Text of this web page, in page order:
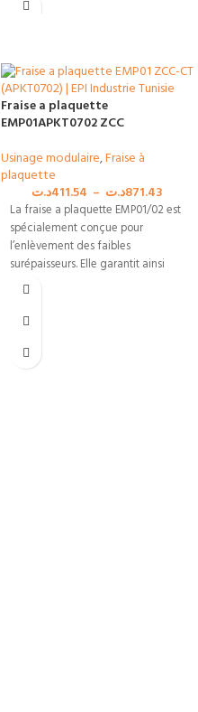
Fraise a plaquette
EMP01APKT0702 ZCC
Usinage modulaire,Fraise à
plaquette
411.54د.ت – 871.43د.ت
La fraise a plaquette EMP01/02 est
spécialement conçue pour
l’enlèvement des faibles
surépaisseurs. Elle garantit ainsi
des performances optimales pour